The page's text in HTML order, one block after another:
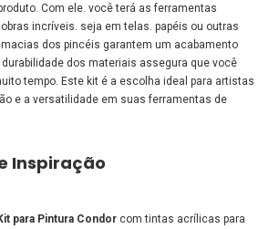
Com ele. você terá as ferramentas
incríveis. seja em telas. papéis ou outras
dos pincéis garantem um acabamento
dos materiais assegura que você
tempo. Este kit é a escolha ideal para artistas
e a versatilidade em suas ferramentas de
Inspiração
para Pintura Condor com tintas acrílicas para